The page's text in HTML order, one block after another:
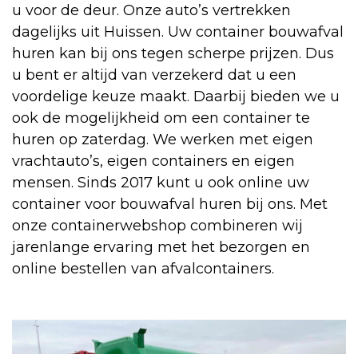
u voor de deur. Onze auto’s vertrekken
dagelijks uit Huissen. Uw container bouwafval
huren kan bij ons tegen scherpe prijzen. Dus
u bent er altijd van verzekerd dat u een
voordelige keuze maakt. Daarbij bieden we u
ook de mogelijkheid om een container te
huren op zaterdag. We werken met eigen
vrachtauto’s, eigen containers en eigen
mensen. Sinds 2017 kunt u ook online uw
container voor bouwafval huren bij ons. Met
onze containerwebshop combineren wij
jarenlange ervaring met het bezorgen en
online bestellen van afvalcontainers.